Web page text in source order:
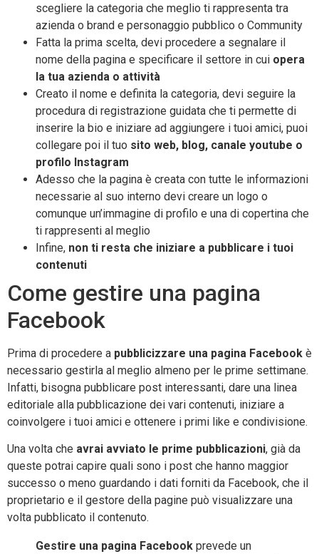
scegliere la categoria che meglio ti rappresenta tra
azienda o brand e personaggio pubblico o Community
Fatta la prima scelta, devi procedere a segnalare il
nome della pagina e specificare il settore in cui opera
la tua azienda o attività
Creato il nome e definita la categoria, devi seguire la
procedura di registrazione guidata che ti permette di
inserire la bio e iniziare ad aggiungere i tuoi amici, puoi
collegare poi il tuo sito web, blog, canale youtube o
profilo Instagram
Adesso che la pagina è creata con tutte le informazioni
necessarie al suo interno devi creare un logo o
comunque un’immagine di profilo e una di copertina che
ti rappresenti al meglio
Infine, non ti resta che iniziare a pubblicare i tuoi
contenuti
Come gestire una pagina
Facebook
Prima di procedere a pubblicizzare una pagina Facebook è
necessario gestirla al meglio almeno per le prime settimane.
Infatti, bisogna pubblicare post interessanti, dare una linea
editoriale alla pubblicazione dei vari contenuti, iniziare a
coinvolgere i tuoi amici e ottenere i primi like e condivisione.
Una volta che avrai avviato le prime pubblicazioni, già da
queste potrai capire quali sono i post che hanno maggior
successo o meno guardando i dati forniti da Facebook, che il
proprietario e il gestore della pagine può visualizzare una
volta pubblicato il contenuto.
Gestire una pagina Facebook prevede un